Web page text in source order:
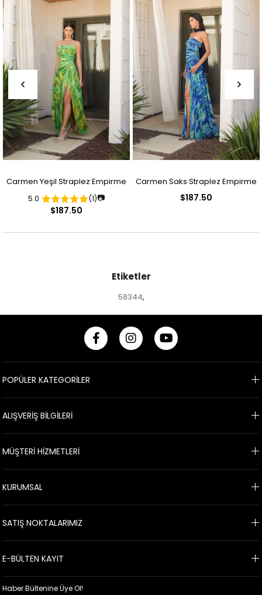
Carmen Yeşil Straplez Empirme
Desenli Abiye Elbise
5.0 (1)📷
$187.50
Carmen Saks Straplez Empirme
$187.50
Etiketler
58344,
POPÜLER KATEGORİLER
ALIŞVERİŞ BİLGİLERİ
MÜŞTERİ HİZMETLERİ
KURUMSAL
SATIŞ NOKTALARIMIZ
E-BÜLTEN KAYIT
Haber Bültenine Üye Ol!